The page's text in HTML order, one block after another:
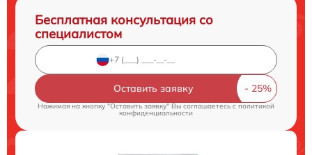
Бесплатная консультация со
специалистом
Оставить заявку
Нажимая на кнопку "Оставить заявку" Вы соглашаетесь cполитикой
конфиденциальности